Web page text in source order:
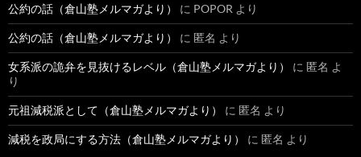
公約の話（倉山塾メルマガより） に POPOR より
公約の話（倉山塾メルマガより） に 匿名 より
女系派の詭弁を見抜けるレベル（倉山塾メルマガより） に 匿名 よ
り
元祖減税派として（倉山塾メルマガより） に 匿名 より
減税を政局にする方法（倉山塾メルマガより） に 匿名 より